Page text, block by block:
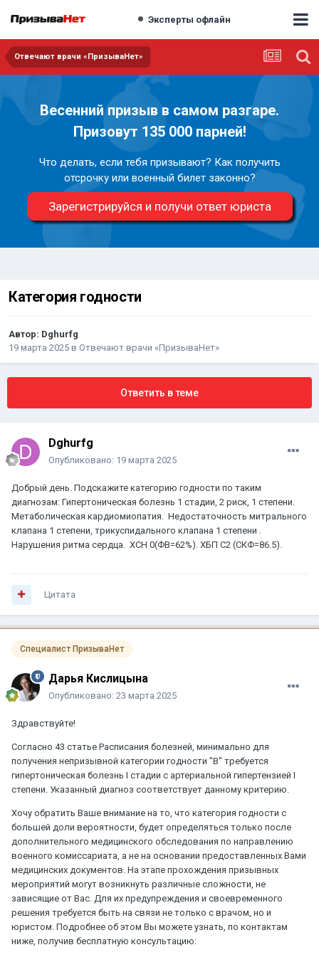
Эксперты офлайн
Отвечают врачи «ПризываНет»
Весенний призыв в самом разгаре.
Призовут 135 000 парней!
Что делать, если тебя призывают? Как получить
отсрочку или военный билет законно?
Зарегистрируйся и получи ответ юриста
Категория годности
Автор: Dghurfg
19 марта 2025 в Отвечают врачи «ПризываНет»
Ответить в теме
Dghurfg
Опубликовано: 19 марта 2025
Добрый день. Подскажите категорию годности по таким
диагнозам: Гипертоническая болезнь 1 стадии, 2 риск, 1 степени.
Метаболическая кардиомиопатия. Недостаточность митрального
клапана 1 степени, трикуспидального клапана 1 степени .
Нарушения ритма сердца. ХСН 0(ФВ=62%). ХБП С2 (СКФ=86.5).
Цитата
Специалист ПризываНет
Дарья Кислицына
Опубликовано: 23 марта 2025
Здравствуйте!
Согласно 43 статье Расписания болезней, минимально для
получения непризывной категории годности "В" требуется
гипертоническая болезнь I стадии с артериальной гипертензией I
степени. Указанный диагноз соответствует данному критерию.
Хочу обратить Ваше внимание на то, что категория годности с
большей доли вероятности, будет определяться только после
дополнительного медицинского обследования по направлению
военного комиссариата, а не на основании предоставленных Вами
медицинских документов. На этапе прохождения призывных
мероприятий могут возникнуть различные сложности, не
зависящие от Вас. Для их предупреждения и своевременного
решения требуется быть на связи не только с врачом, но и
юристом. Подробнее об этом Вы можете узнать, по контактам
ниже, получив бесплатную консультацию: